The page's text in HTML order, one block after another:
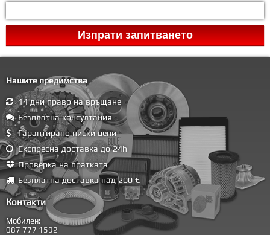
Нашите предимства
14 дни право на връщане
Безплатна консултация
Гарантирано ниски цени
Експресна доставка до 24h
Проверка на пратката
Безплатна доставка над 200 €
Контакти
Мобилен:
087 777 1592